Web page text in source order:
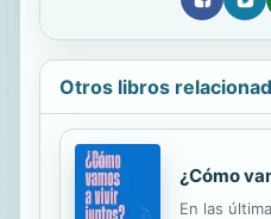
Otros libros
¿Cómo
En las